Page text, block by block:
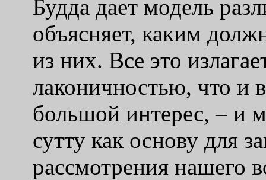
Будда дает модель
объясняет, каким
из них. Все это
лаконичностью, что и
большой интерес, – и
сутту как основу для
рассмотрения нашего